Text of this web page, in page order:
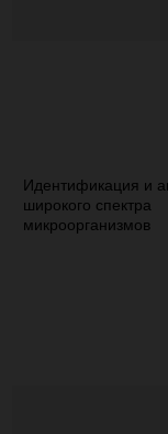
Идентификация и
широкого спектра
микроорганизмов